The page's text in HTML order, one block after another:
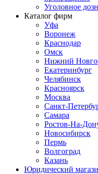
Уголовное
Каталог фирм
Уфа
Воронеж
Краснодар
Омск
Нижний
Екатеринбург
Челябинск
Красноярск
Москва
Санкт-
Самара
Ростов-На-
Новосибирск
Пермь
Волгоград
Казань
Юридический